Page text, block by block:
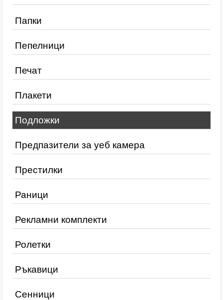
Папки
Пепелници
Печат
Плакети
Подложки
Предпазители за уеб камера
Престилки
Раници
Рекламни комплекти
Ролетки
Ръкавици
Сенници